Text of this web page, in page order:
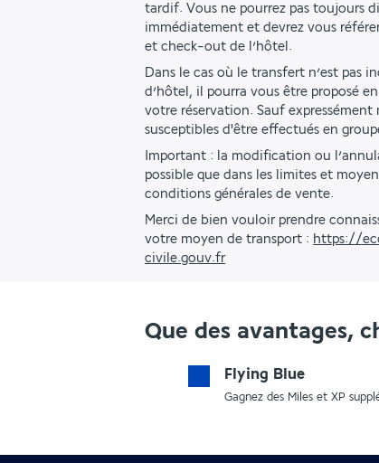
tardif. Vous ne pourrez pas toujours
immédiatement et devrez vous
et check-out de l’hôtel.
Dans le cas où le transfert n’est pas
d’hôtel, il pourra vous être proposé
votre réservation. Sauf
susceptibles d'être effectués en
Important : la modification ou
possible que dans les limites et
conditions générales de vente.
Merci de bien vouloir prendre
votre moyen de transport : https://
civile.gouv.fr
Que des avantages,
Flying Blue
Gagnez des Miles et XP